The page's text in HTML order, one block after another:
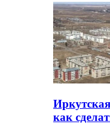
как